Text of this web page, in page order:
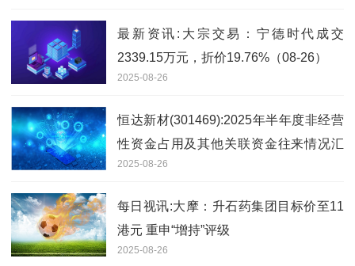
最新资讯:大宗交易：宁德时代成交
2339.15万元，折价19.76%（08-26）
2025-08-26
恒达新材(301469):2025年半年度非经营
性资金占用及其他关联资金往来情况汇
总表 报道
2025-08-26
每日视讯:大摩：升石药集团目标价至11
港元 重申“增持”评级
2025-08-26